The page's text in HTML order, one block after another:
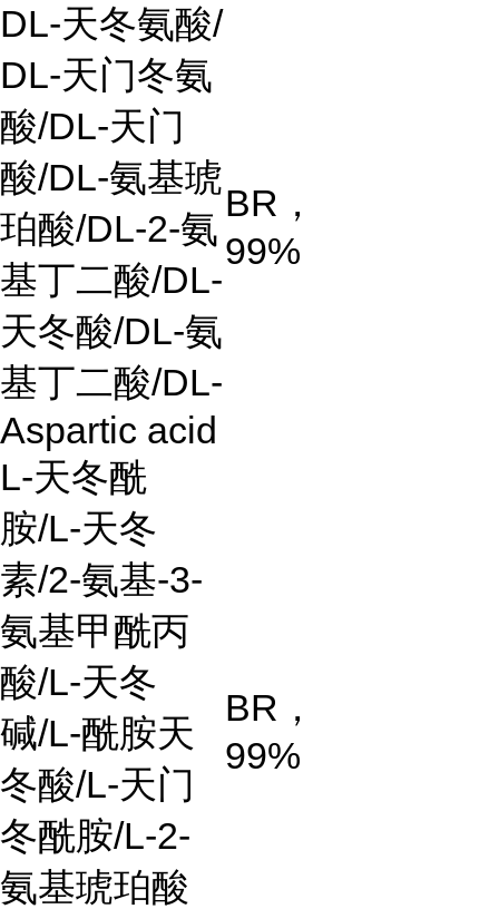
DL-天冬氨酸/
DL-天门冬氨
酸/DL-天门
酸/DL-氨基琥
珀酸/DL-2-氨
基丁二酸/DL-
天冬酸/DL-氨
基丁二酸/DL-
Aspartic acid
BR ，
99%
L-天冬酰
胺/L-天冬
素/2-氨基-3-
氨基甲酰丙
酸/L-天冬
碱/L-酰胺天
冬酸/L-天门
冬酰胺/L-2-
氨基琥珀酸
BR ，
99%